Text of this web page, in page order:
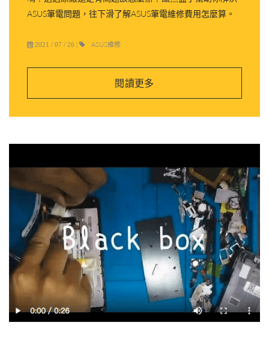
ASUS筆電問題，往下滑了解ASUS筆電維修費用怎麼算。
2021 / 07 / 26 | ASUS維修
閱讀更多